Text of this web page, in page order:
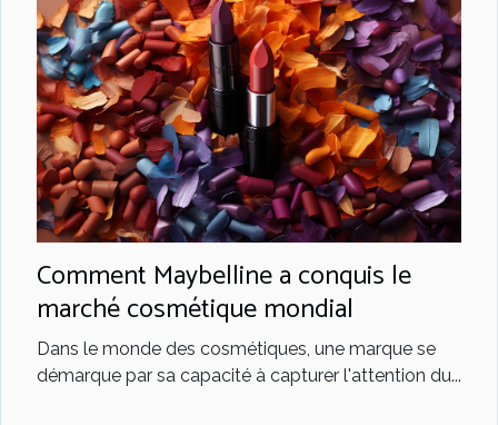
Comment Maybelline a conquis le
marché cosmétique mondial
Dans le monde des cosmétiques, une marque se
démarque par sa capacité à capturer l'attention du...